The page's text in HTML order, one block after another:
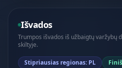
Išvados
Trumpos išvados iš užbaigtų varžybų
skiltyje.
Stipriausias regionas: PL